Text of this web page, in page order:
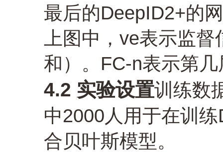
最后的DeepID2+的
上图中，ve表示监
和）。FC-n表示第
4.2 实验设置训练数
中2000人用于在训
合贝叶斯模型。